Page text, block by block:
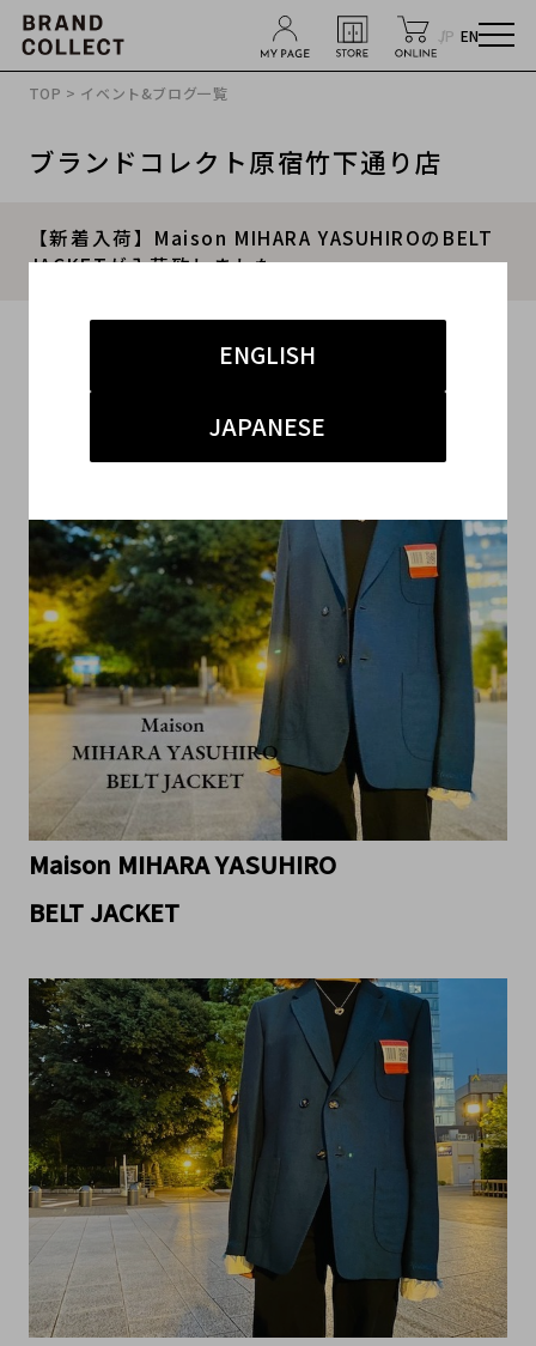
JP EN
ENGLISH
JAPANESE
TOP > イベント&ブログ一覧
ブランドコレクト原宿竹下通り店
【新着入荷】Maison MIHARA YASUHIROのBELT
JACKETが入荷致しました。
#ミハラヤスヒロ
#竹下 ドメスティック メンズ
Maison MIHARA YASUHIRO
BELT JACKET